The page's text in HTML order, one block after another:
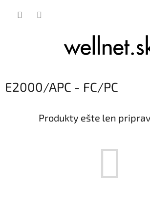
E2000/APC - FC/PC
Produkty ešte len